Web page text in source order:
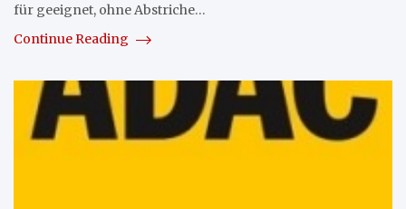
für geeignet, ohne Abstriche…
Continue Reading